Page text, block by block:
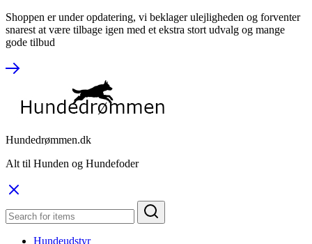
Shoppen er under opdatering, vi beklager ulejligheden og forventer
snarest at være tilbage igen med et ekstra stort udvalg og mange
gode tilbud
Hundedrømmen.dk
Alt til Hunden og Hundefoder
Hundeudstyr